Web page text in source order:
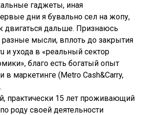
гаджеты, иная
дни я бувально сел на жопу,
двигаться дальше. Признаюсь
разные мысли, вплоть до закрытия
и ухода в «реальный сектор
благо есть богатый опыт
маркетинге (Metro Cash&Carry,
практически 15 лет проживающий
роду своей деятельности